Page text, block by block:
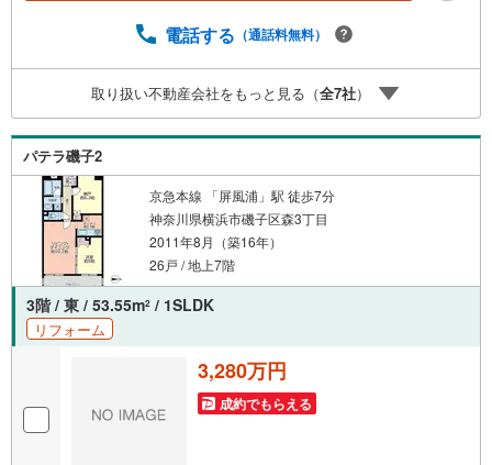
ください）毎日、ご見学・ご相談が可能です。9:00～21:00
ご来社等ご相談下さい。○FPによるライフプランのシミュ
レーションライフプランにあった資金計画や、住宅ローン
のご相談など。○キッズスペースもご用意しております○お
車の無料提携駐車場がございます詳しくは営業スタッフよ
りお伝えさせて頂きます。なんでもお気軽にお申し付けく
ださいませ。
電話する （通話料無料）
取り扱い不動産会社をもっと見る（全7社）
パテラ磯子2
京急本線 「屏風浦」駅 徒歩7分
神奈川県横浜市磯子区森3丁目
2011年8月（築16年）
26戸 / 地上7階
3階 / 東 / 53.55m2 / 1SLDK
リフォーム
3,280万円
成約でもらえる